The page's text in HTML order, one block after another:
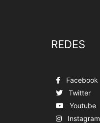
REDES
Facebook
Twitter
Youtube
Instagram